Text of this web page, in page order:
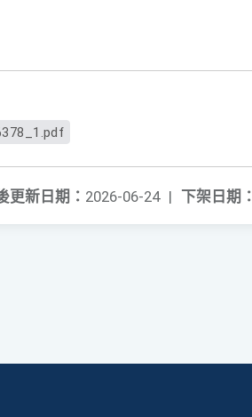
下架日期：
更新日期： 2026-06-24 |